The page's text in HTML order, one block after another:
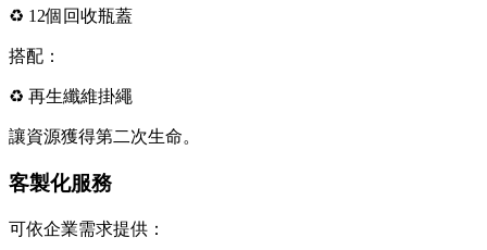
♻ 12個回收瓶蓋
搭配：
♻ 再生纖維掛繩
讓資源獲得第二次生命。
客製化服務
可依企業需求提供：